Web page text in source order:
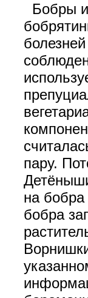
Бобры
пару.
на бобра
бобра